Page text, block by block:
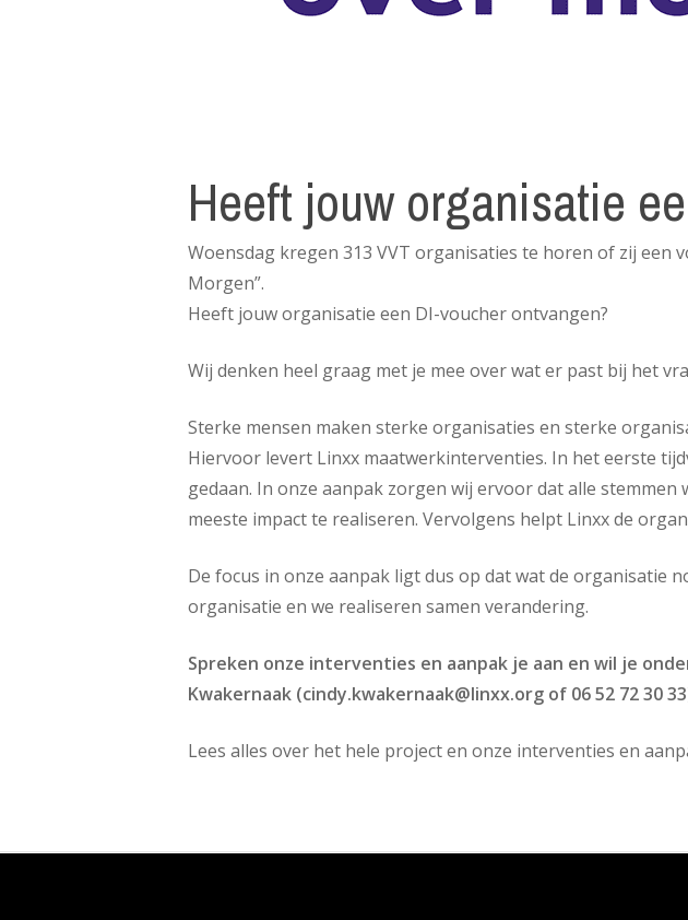
Heeft jouw organisatie
Woensdag kregen 313 VVT organisaties te horen of zij een
Morgen”.
Heeft jouw organisatie een DI-voucher ontvangen?
Wij denken heel graag met je mee over wat er past bij het
Sterke mensen maken sterke organisaties en sterke
Hiervoor levert Linxx maatwerkinterventies. In het eerste
gedaan. In onze aanpak zorgen wij ervoor dat alle
meeste impact te realiseren. Vervolgens helpt Linxx de
De focus in onze aanpak ligt dus op dat wat de organisatie
organisatie en we realiseren samen verandering.
Spreken onze interventies en aanpak je aan en wil je
Kwakernaak (cindy.kwakernaak@linxx.org of 06 52 72 30
Lees alles over het hele project en onze interventies en